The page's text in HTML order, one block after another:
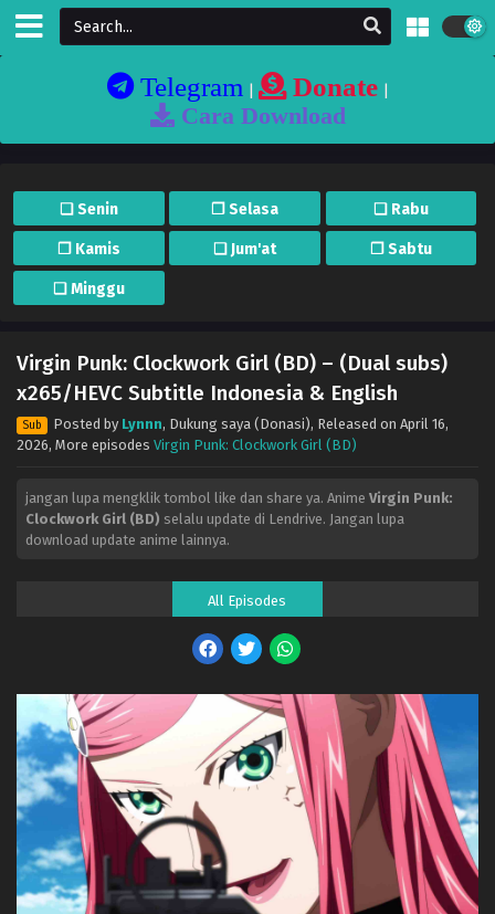
Telegram| Donate|
Cara Download
❏ Senin ❐ Selasa ❏ Rabu
❐ Kamis ❏ Jum'at ❐ Sabtu
❏ Minggu
Virgin Punk: Clockwork Girl (BD) – (Dual subs)
x265/HEVC Subtitle Indonesia & English
Sub Posted by Lynnn, Dukung saya (Donasi), Released on April 16,
2026, More episodes Virgin Punk: Clockwork Girl (BD)
jangan lupa mengklik tombol like dan share ya. Anime Virgin Punk:
Clockwork Girl (BD) selalu update di Lendrive. Jangan lupa
download update anime lainnya.
All Episodes